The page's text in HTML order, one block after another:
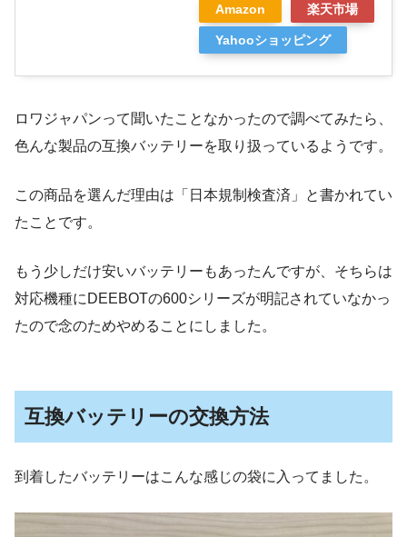
Amazon 楽天市場
Yahooショッピング
ロワジャパンって聞いたことなかったので調べてみたら、
色んな製品の互換バッテリーを取り扱っているようです。
この商品を選んだ理由は「日本規制検査済」と書かれてい
たことです。
もう少しだけ安いバッテリーもあったんですが、そちらは
対応機種にDEEBOTの600シリーズが明記されていなかっ
たので念のためやめることにしました。
互換バッテリーの交換方法
到着したバッテリーはこんな感じの袋に入ってました。